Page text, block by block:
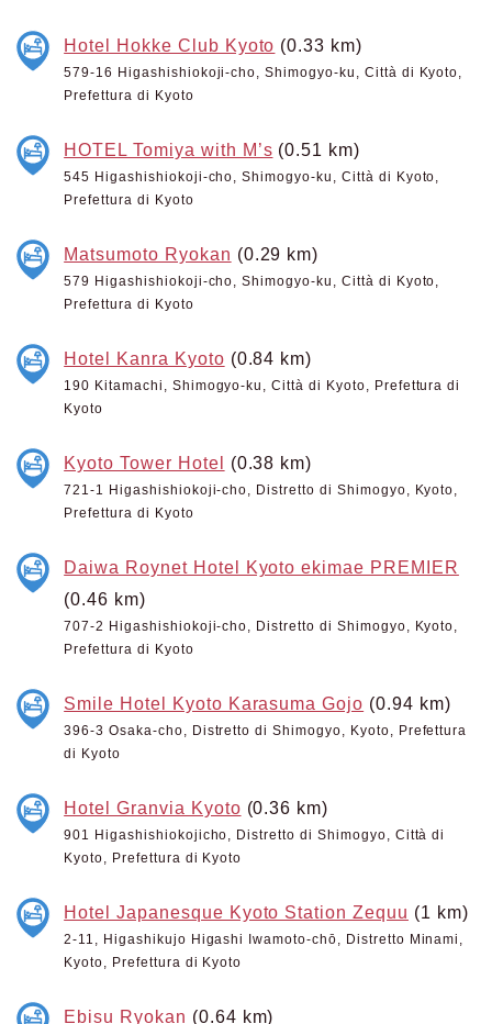
Hotel Hokke Club Kyoto (0.33 km)
579-16 Higashishiokoji-cho, Shimogyo-ku, Città di Kyoto,
Prefettura di Kyoto
HOTEL Tomiya with M’s (0.51 km)
545 Higashishiokoji-cho, Shimogyo-ku, Città di Kyoto,
Prefettura di Kyoto
Matsumoto Ryokan (0.29 km)
579 Higashishiokoji-cho, Shimogyo-ku, Città di Kyoto,
Prefettura di Kyoto
Hotel Kanra Kyoto (0.84 km)
190 Kitamachi, Shimogyo-ku, Città di Kyoto, Prefettura di
Kyoto
Kyoto Tower Hotel (0.38 km)
721-1 Higashishiokoji-cho, Distretto di Shimogyo, Kyoto,
Prefettura di Kyoto
Daiwa Roynet Hotel Kyoto ekimae PREMIER
(0.46 km)
707-2 Higashishiokoji-cho, Distretto di Shimogyo, Kyoto,
Prefettura di Kyoto
Smile Hotel Kyoto Karasuma Gojo (0.94 km)
396-3 Osaka-cho, Distretto di Shimogyo, Kyoto, Prefettura
di Kyoto
Hotel Granvia Kyoto (0.36 km)
901 Higashishiokojicho, Distretto di Shimogyo, Città di
Kyoto, Prefettura di Kyoto
Hotel Japanesque Kyoto Station Zequu (1 km)
2-11, Higashikujo Higashi Iwamoto-chō, Distretto Minami,
Kyoto, Prefettura di Kyoto
Ebisu Ryokan (0.64 km)